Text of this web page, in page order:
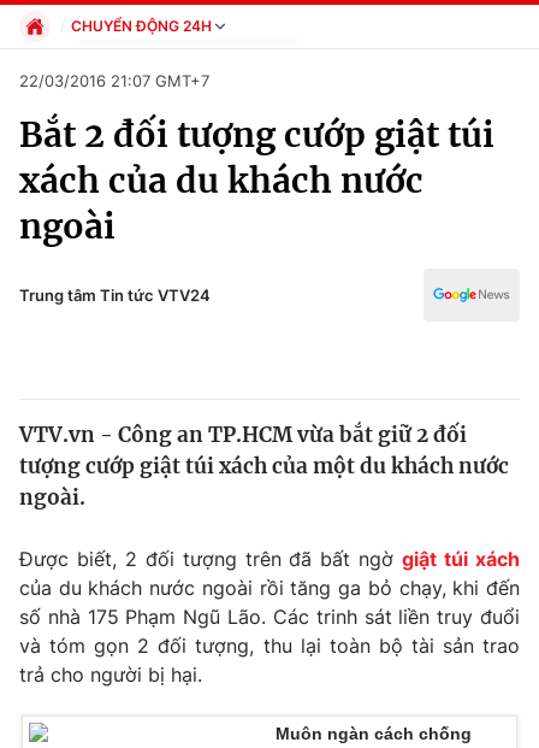
Chuyên mục
Chính trị
Thế giới
Thế giới đó đây
Câu chuyện quốc tế
Kinh tế
Tài chính
Thị trường
Góc doanh nghiệp
Dữ liệu và đời sống
Truyền hình
Phim VTV
CHUYỂN ĐỘNG 24H
Xã hội
Pháp luật
Thể thao
Truyền hình
22/03/2016 21:07 GMT+7
Bắt 2 đối tượng cướp giật túi
xách của du khách nước
ngoài
Trung tâm Tin tức VTV24
VTV.vn - Công an TP.HCM vừa bắt giữ 2 đối
tượng cướp giật túi xách của một du khách nước
ngoài.
Được biết, 2 đối tượng trên đã bất ngờgiật túi xách
của du khách nước ngoài rồi tăng ga bỏ chạy, khi đến
số nhà 175 Phạm Ngũ Lão. Các trinh sát liền truy đuổi
và tóm gọn 2 đối tượng, thu lại toàn bộ tài sản trao
trả cho người bị hại.
Muôn ngàn cách chống